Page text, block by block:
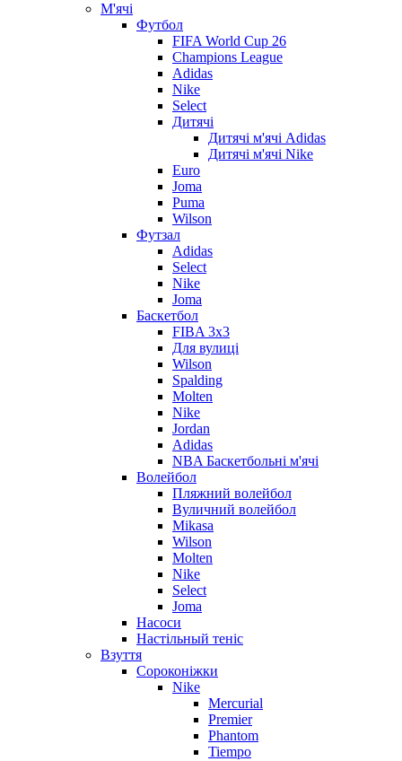
М'ячі
Футбол
FIFA World Cup 26
Champions League
Adidas
Nike
Select
Дитячі
Дитячі м'ячі Adidas
Дитячі м'ячі Nike
Euro
Joma
Puma
Wilson
Футзал
Adidas
Select
Nike
Joma
Баскетбол
FIBA 3x3
Для вулиці
Wilson
Spalding
Molten
Nike
Jordan
Adidas
NBA Баскетбольні м'ячі
Волейбол
Пляжний волейбол
Вуличний волейбол
Mikasa
Wilson
Molten
Nike
Select
Joma
Насоси
Настільный теніс
Взуття
Сороконіжки
Nike
Mercurial
Premier
Phantom
Tiempo